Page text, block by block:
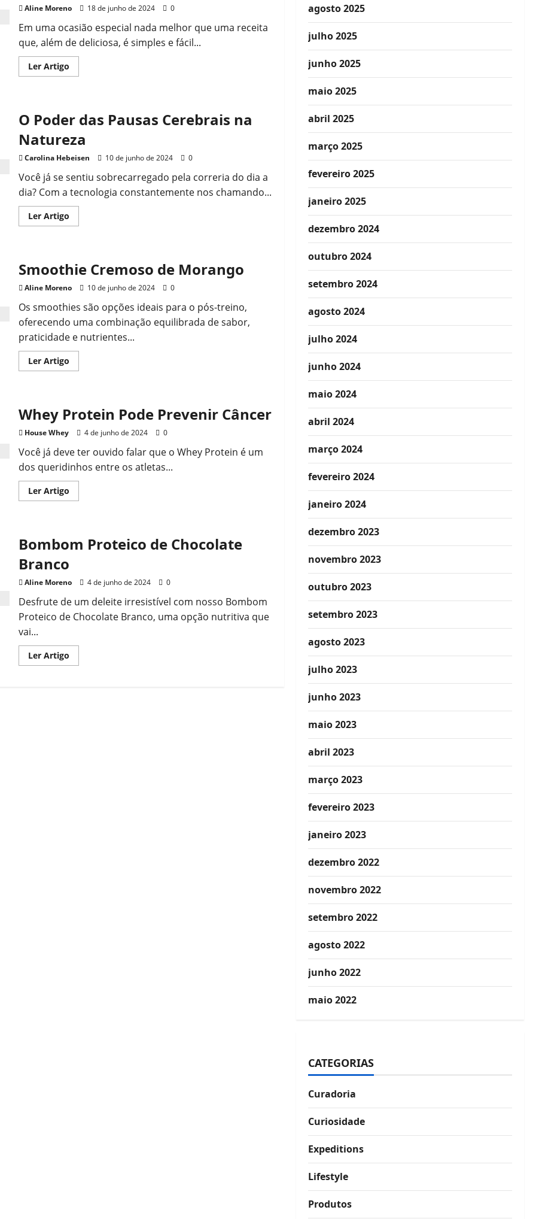
Limpo
Aline Moreno 18 de junho de 2024 0
Em uma ocasião especial nada melhor que uma receita
que, além de deliciosa, é simples e fácil...
Ler ArtigoRead
more
com
Chocolate
Frutas
O Poder das Pausas Cerebrais na
Natureza
Carolina Hebeisen 10 de junho de 2024 0
Você já se sentiu sobrecarregado pela correria do dia a
dia? Com a tecnologia constantemente nos chamando...
Ler ArtigoRead
more
Pausas
Cerebrais
Natureza
Smoothie Cremoso de Morango
Aline Moreno 10 de junho de 2024 0
Os smoothies são opções ideais para o pós-treino,
oferecendo uma combinação equilibrada de sabor,
praticidade e nutrientes...
Ler ArtigoRead
more
Morango
Whey Protein Pode Prevenir Câncer
House Whey 4 de junho de 2024 0
Você já deve ter ouvido falar que o Whey Protein é um
dos queridinhos entre os atletas...
Ler ArtigoRead
more
Prevenir
Câncer
Bombom Proteico de Chocolate
Branco
Aline Moreno 4 de junho de 2024 0
Desfrute de um deleite irresistível com nosso Bombom
Proteico de Chocolate Branco, uma opção nutritiva que
vai...
Ler ArtigoRead
more
agosto 2025
julho 2025
junho 2025
maio 2025
abril 2025
março 2025
fevereiro 2025
janeiro 2025
dezembro 2024
outubro 2024
setembro 2024
agosto 2024
julho 2024
junho 2024
maio 2024
abril 2024
março 2024
fevereiro 2024
janeiro 2024
dezembro 2023
novembro 2023
outubro 2023
setembro 2023
agosto 2023
julho 2023
junho 2023
maio 2023
abril 2023
março 2023
fevereiro 2023
janeiro 2023
dezembro 2022
novembro 2022
setembro 2022
agosto 2022
junho 2022
maio 2022
CATEGORIAS
Curadoria
Curiosidade
Expeditions
Lifestyle
Produtos